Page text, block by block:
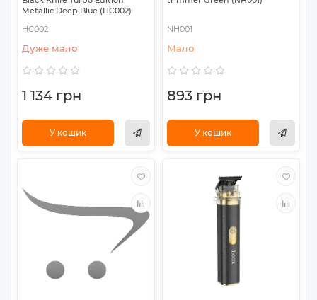
Metallic Deep Blue (HC002)
HC002
Дуже мало
1 134 грн
У кошик
NH001
Мало
893 грн
У кошик